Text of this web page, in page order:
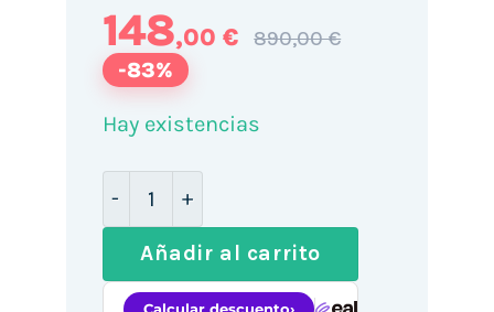
148,00 € 890,00 €
-83%
Hay existencias
Añadir al carrito